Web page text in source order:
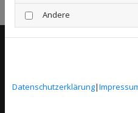
#676779187 / Rawf8 /
38486 Apenburg-Winterfeld
Andere
Datenschutzerklärung|